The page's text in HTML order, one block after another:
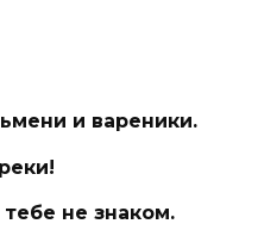
и вареники.
не знаком.